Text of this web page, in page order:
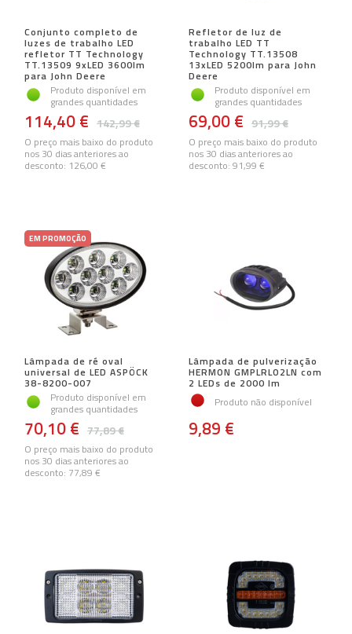
Conjunto completo de
luzes de trabalho LED
refletor TT Technology
TT.13509 9xLED 3600lm
para John Deere
Produto disponível em
grandes quantidades
142,99 €
114,40 €
O preço mais baixo do produto
nos 30 dias anteriores ao
desconto: 126,00 €
Refletor de luz de
trabalho LED TT
Technology TT.13508
13xLED 5200lm para John
Deere
Produto disponível em
grandes quantidades
91,99 €
69,00 €
O preço mais baixo do produto
nos 30 dias anteriores ao
desconto: 91,99 €
EM PROMOÇÃO
Lâmpada de ré oval
universal de LED ASPÖCK
38-8200-007
Produto disponível em
grandes quantidades
77,89 €
70,10 €
O preço mais baixo do produto
nos 30 dias anteriores ao
desconto: 77,89 €
Lâmpada de pulverização
HERMON GMPLRLO2LN com
2 LEDs de 2000 lm
Produto não disponível
9,89 €